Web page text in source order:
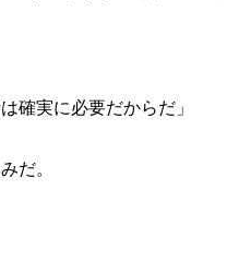
確実に必要だからだ」
だ。